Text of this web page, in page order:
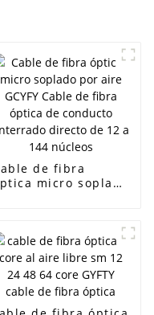
de fibra
micro soplado
directo de
12 a 144 núcleos